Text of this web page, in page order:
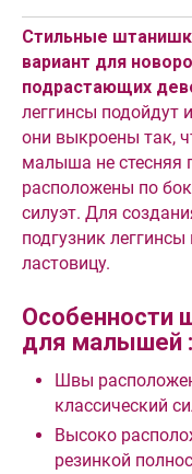
Стильные
вариант для
подрастающих
леггинсы подойдут
они выкроены так,
малыша не
расположены по
силуэт. Для
подгузник
ластовицу.
Особенности
для малышей :
Швы
классический
Высоко
резинкой